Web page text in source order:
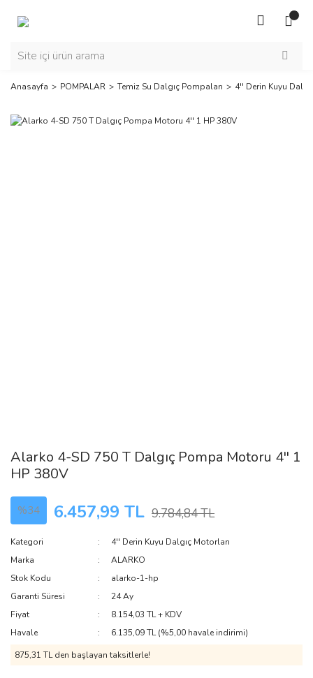
Anasayfa POMPALAR Temiz Su Dalgıç Pompaları 4'' Derin Kuyu
Alarko 4-SD 750 T Dalgıç Pompa Motoru 4'' 1
HP 380V
%34 6.457,99 TL 9.784,84 TL
Kategori
4'' Derin Kuyu Dalgıç Motorları
Marka
ALARKO
Stok Kodu
alarko-1-hp
Garanti Süresi
24 Ay
Fiyat
8.154,03 TL + KDV
Havale
6.135,09 TL (%5,00 havale indirimi)
875,31 TL den başlayan taksitlerle!